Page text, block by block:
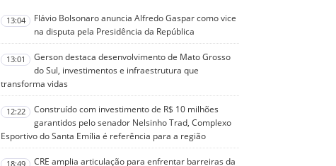
13:04
Flávio Bolsonaro anuncia Alfredo Gaspar como vice
na disputa pela Presidência da República
13:01
Gerson destaca desenvolvimento de Mato Grosso
do Sul, investimentos e infraestrutura que
transforma vidas
12:22
Construído com investimento de R$ 10 milhões
garantidos pelo senador Nelsinho Trad, Complexo
Esportivo do Santa Emília é referência para a região
CRE amplia articulação para enfrentar barreiras da